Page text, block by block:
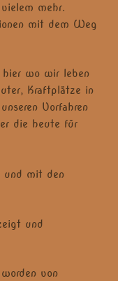
mehr.
mit dem Weg
hier wo wir leben
Kraftplätze in
Vorfahren
die heute für
und mit den
und
von